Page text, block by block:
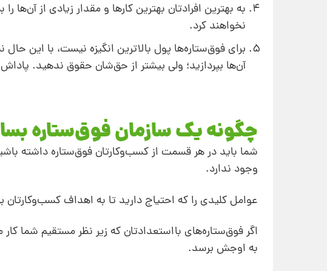
به بهترین افرادتان بهترین کارها و مقدار زیادی از
نخواهند کرد.
آن‌ها بپردازید؛ ولی بیشتر از حق‌شان حقوق ندهید.
چگونه یک سازمان فوق‌ستاره
شما باید در هر قسمت از کسب‌و‌کارتان فوق‌ستاره داشته
وجود ندارد.
عوامل کلیدی را که احتیاج دارید تا به اهداف کسب‌و‌کارتان
اگر فوق‌ستاره‌های بااستعدادتان که زیر نظر مستقیم شما
به اوجش برسد.